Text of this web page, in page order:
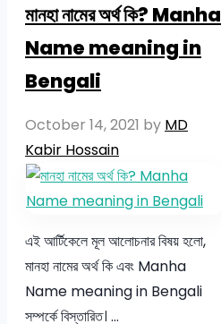
মানহা নামের অর্থ কি? Manha
Name meaning in
Bengali
October 14, 2021 by MD
Kabir Hossain
এই আর্টিকেলে মূল আলোচনার বিষয় হলো,
মানহা নামের অর্থ কি এবং Manha
Name meaning in Bengali
সম্পর্কে বিস্তারিত। …